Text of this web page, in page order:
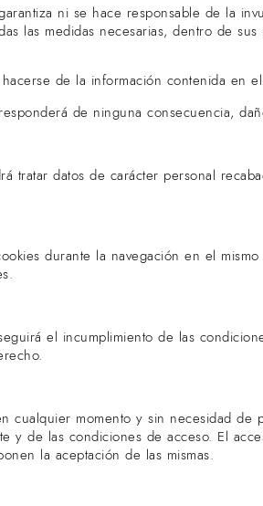
ni se hace responsable de la
las medidas necesarias, dentro de
de la información contenida en
de ninguna consecuencia,
tratar datos de carácter personal
durante la navegación en el
el incumplimiento de las
cualquier momento y sin necesidad
y de las condiciones de acceso. El
la aceptación de las mismas.